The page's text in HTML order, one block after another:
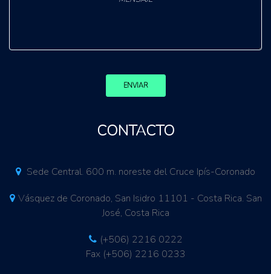
ENVIAR
CONTACTO
Sede Central. 600 m. noreste del Cruce Ipís-Coronado
Vásquez de Coronado, San Isidro 11101 - Costa Rica. San
José, Costa Rica
(+506) 2216 0222
Fax (+506) 2216 0233